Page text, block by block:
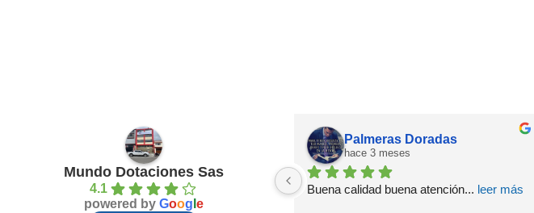
Mundo Dotaciones Sas
4.1
powered by Goog e
Palmeras Doradas
hace 3 meses
Buena calidad buena atención... leer más